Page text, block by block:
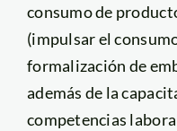
consumo de
(impulsar el
formalización de
además de la
competencias